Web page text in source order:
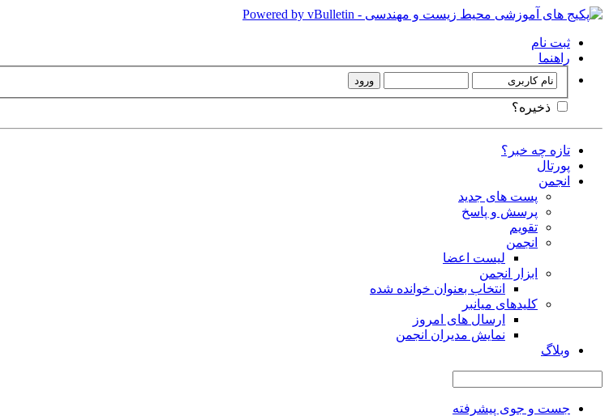
ثبت نام
راهنما
ذخیره؟
تازه چه خبر؟
پورتال
انجمن
پست های جدید
پرسش و پاسخ
تقویم
انجمن
لیست اعضا
ابزار انجمن
انتخاب بعنوان خوانده شده
کلیدهای میانبر
ارسال های امروز
نمایش مدیران انجمن
وبلاگ
جست و جوی پیشرفته